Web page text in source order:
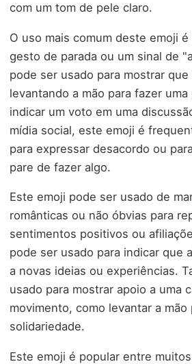
com um tom de pele claro.
O uso mais comum deste emoji
gesto de parada ou um sinal de
pode ser usado para mostrar que
levantando a mão para fazer
indicar um voto em uma
mídia social, este emoji é
para expressar desacordo ou
pare de fazer algo.
Este emoji pode ser usado de
românticas ou não óbvias para
sentimentos positivos ou
pode ser usado para indicar que
a novas ideias ou experiências.
usado para mostrar apoio a uma
movimento, como levantar a mão
solidariedade.
Este emoji é popular entre